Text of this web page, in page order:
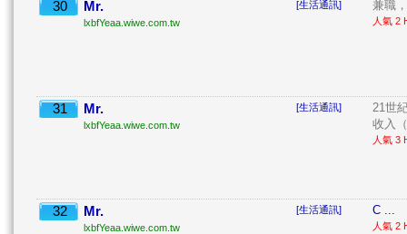
30 Mr.
lxbfYeaa.wiwe.com.tw
[生活通訊] 兼職
人氣 2
31 Mr.
lxbfYeaa.wiwe.com.tw
[生活通訊]
21世
收入
人氣 3
32 Mr.
lxbfYeaa.wiwe.com.tw
[生活通訊] C ...
人氣 2